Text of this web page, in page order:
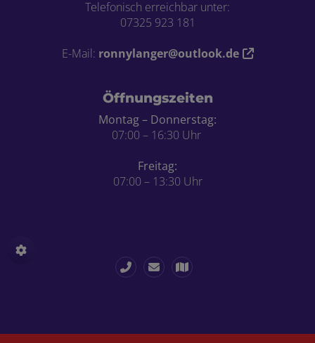
Telefonisch erreichbar unter:
07325 923 181
E-Mail: ronnylanger@outlook.de
Öffnungszeiten
Montag – Donnerstag:
07:00 – 16:30 Uhr
Freitag:
07:00 – 13:30 Uhr